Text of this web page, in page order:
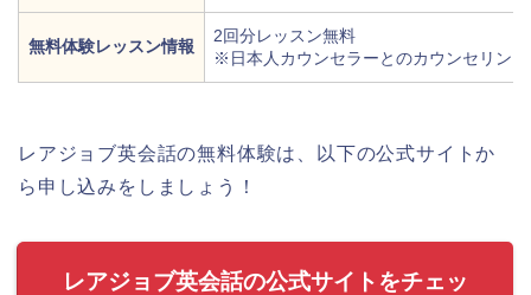
無料体験レッスン情報
2回分レッスン無料
※日本人カウンセラーとのカウンセリン
レアジョブ英会話の無料体験は、以下の公式サイトか
ら申し込みをしましょう！
レアジョブ英会話の公式サイトをチェッ